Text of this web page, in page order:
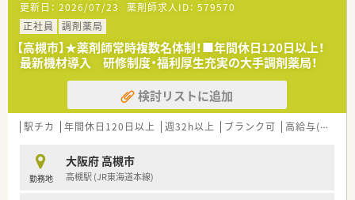
す。
＼ コンサルタントおすすめポイント★ ／
■ヘルプ体制充実！近隣に店舗展開が多いだけでなく、ラウンダ
ー勤務の社員さんもいらっしゃるので、急なお休みが発生する場
合も安心出来ます。
■午後診シフトが人手不足気味…ご勤務可能な方大歓迎です！条
件面の優遇も期待出来ます♪
★働く女性に優しい会社で働きたい方
★急なお休みが必要になることがご不安な方
更新日： 2026/07/23 薬剤師求人ID： 579570
正社員
調剤薬局
【高槻市】★薬剤師常時複数名体制！■年間休日120日以上！
最新機材導入 研修制度・福利厚生充実の大手調剤薬局！
検討リストに追加
駅チカ 年間休日120日以上 週32h以上 ブランク可 高給与(600万円以上)
勤務地
大阪府 高槻市
高槻駅 (JR東海道本線)